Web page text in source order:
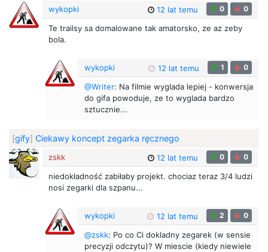
wykopki 12 lat temu 0 0
Te trailsy sa domalowane tak amatorsko, ze az zeby
bola.
wykopki 12 lat temu 1 0
@Writer: Na filmie wyglada lepiej - konwersja
do gifa powoduje, ze to wyglada bardzo
sztucznie...
[gify] Ciekawy koncept zegarka ręcznego
zskk 12 lat temu 0 0
niedokładność zabiłaby projekt. chociaz teraz 3/4 ludzi
nosi zegarki dla szpanu...
wykopki 12 lat temu 2 0
@zskk: Po co Ci dokladny zegarek (w sensie
precyzji odczytu)? W miescie (kiedy niewiele